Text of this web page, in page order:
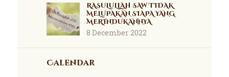
RASULULLAH SAW TIDAK
MELUPAKAN SIAPA YANG
MERINDUKANNYA
8 December 2022
Calendar